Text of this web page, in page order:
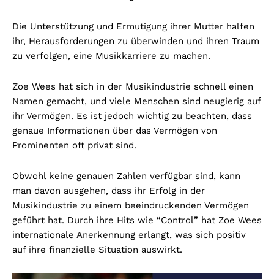
Die Unterstützung und Ermutigung ihrer Mutter halfen
ihr, Herausforderungen zu überwinden und ihren Traum
zu verfolgen, eine Musikkarriere zu machen.
Zoe Wees hat sich in der Musikindustrie schnell einen
Namen gemacht, und viele Menschen sind neugierig auf
ihr Vermögen. Es ist jedoch wichtig zu beachten, dass
genaue Informationen über das Vermögen von
Prominenten oft privat sind.
Obwohl keine genauen Zahlen verfügbar sind, kann
man davon ausgehen, dass ihr Erfolg in der
Musikindustrie zu einem beeindruckenden Vermögen
geführt hat. Durch ihre Hits wie “Control” hat Zoe Wees
internationale Anerkennung erlangt, was sich positiv
auf ihre finanzielle Situation auswirkt.